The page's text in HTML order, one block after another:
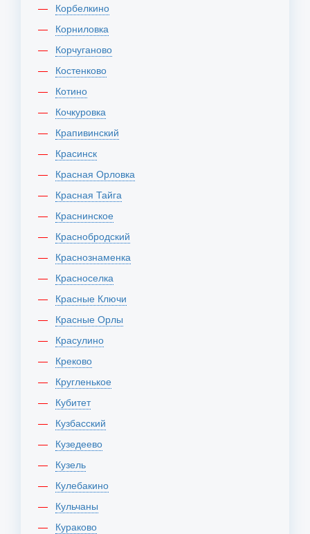
Корбелкино
Корниловка
Корчуганово
Костенково
Котино
Кочкуровка
Крапивинский
Красинск
Красная Орловка
Красная Тайга
Краснинское
Краснобродский
Краснознаменка
Красноселка
Красные Ключи
Красные Орлы
Красулино
Креково
Кругленькое
Кубитет
Кузбасский
Кузедеево
Кузель
Кулебакино
Кульчаны
Кураково